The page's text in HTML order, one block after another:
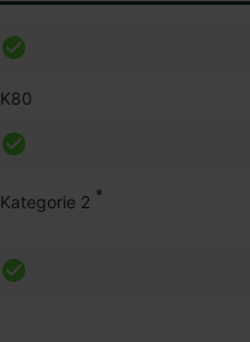
K80
Kategorie 2 *